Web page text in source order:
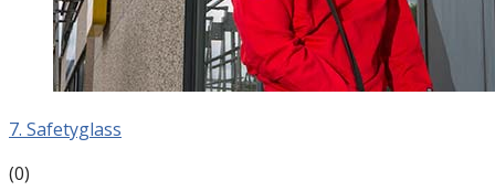
7. Safetyglass
(0)